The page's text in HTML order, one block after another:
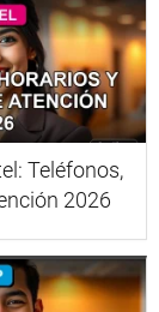
Teléfonos,
2026